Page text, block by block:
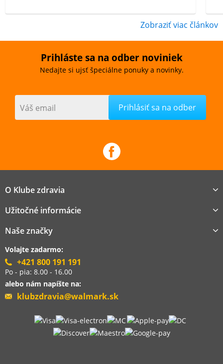
Zobraziť viac článkov
Prihláste sa na odber noviniek
Nedajte si ujsť špeciálne ponuky a novinky.
Váš email
O Klube zdravia
Užitočné informácie
Naše značky
Volajte zadarmo:
+421 800 191 191
Po - pia: 8.00 - 16.00
alebo nám napíšte na:
klubzdravia@walmark.sk